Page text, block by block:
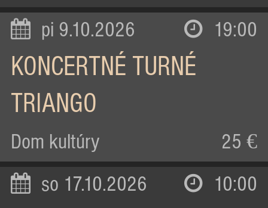
pi 9.10.2026 19:00
KONCERTNÉ TURNÉ
TRIANGO
Dom kultúry 25 €
so 17.10.2026 10:00